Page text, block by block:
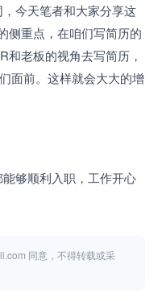
今天笔者和大家分享这
侧重点，在咱们写简历的
和老板的视角去写简历，
面前。这样就会大大的增
够顺利入职，工作开心
同意，不得转载或采